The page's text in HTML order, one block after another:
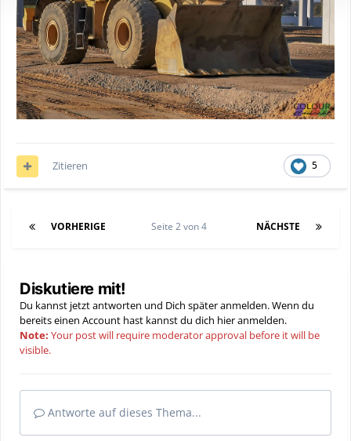
5
Zitieren
VORHERIGE NÄCHSTE
Seite 2 von 4
Diskutiere mit!
Du kannst jetzt antworten und Dich später anmelden. Wenn du
bereits einen Account hast kannst du dich hieranmelden.
Note: Your post will require moderator approval before it will be
visible.
Antworte auf dieses Thema...